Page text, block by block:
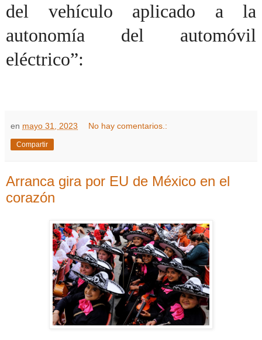
del vehículo aplicado a la
autonomía del automóvil
eléctrico”:
en mayo 31, 2023 No hay comentarios.:
Compartir
Arranca gira por EU de México en el
corazón